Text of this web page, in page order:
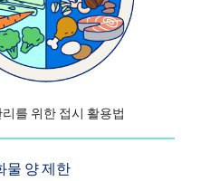
를 위한 접시 활용법
물 양 제한